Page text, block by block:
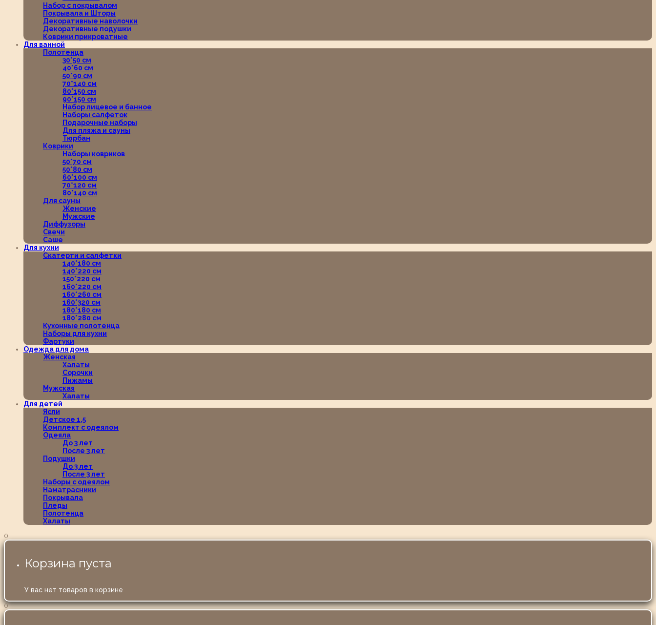
Набор с покрывалом
Покрывала и Шторы
Декоративные наволочки
Декоративные подушки
Коврики прикроватные
Для ванной
Полотенца
30*50 см
40*60 см
50*90 см
70*140 см
80*150 см
90*150 см
Набор лицевое и банное
Наборы салфеток
Подарочные наборы
Для пляжа и сауны
Тюрбан
Коврики
Наборы ковриков
50*70 см
50*80 см
60*100 см
70*120 см
80*140 см
Для сауны
Женские
Мужские
Диффузоры
Свечи
Саше
Для кухни
Скатерти и салфетки
140*180 см
140*220 см
150*220 см
160*220 см
160*260 см
160*320 см
180*180 см
180*280 см
Кухонные полотенца
Наборы для кухни
Фартуки
Одежда для дома
Женская
Халаты
Сорочки
Пижамы
Мужская
Халаты
Для детей
Ясли
Детское 1,5
Комплект с одеялом
Одеяла
До 3 лет
После 3 лет
Подушки
До 3 лет
После 3 лет
Наборы с одеялом
Наматрасники
Покрывала
Пледы
Полотенца
Халаты
0
Корзина пуста
У вас нет товаров в корзине
0